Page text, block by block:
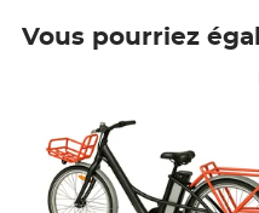
Vous pourriez